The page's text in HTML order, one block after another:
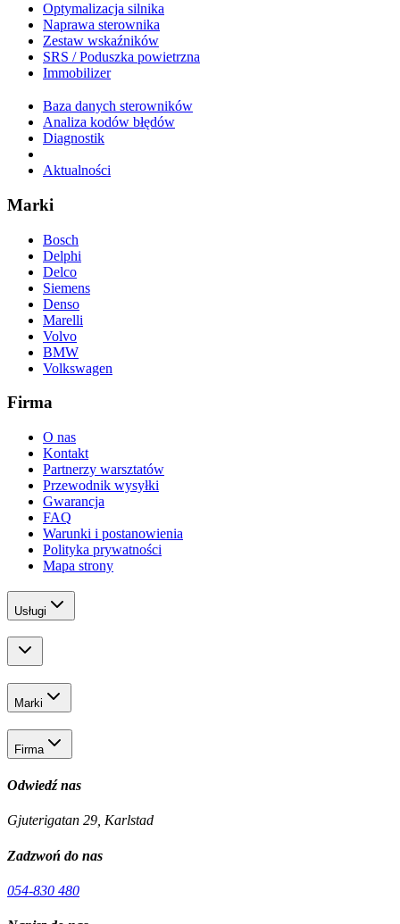
Optymalizacja silnika
Naprawa sterownika
Zestaw wskaźników
SRS / Poduszka powietrzna
Immobilizer
Baza danych sterowników
Analiza kodów błędów
Diagnostik
Aktualności
Marki
Bosch
Delphi
Delco
Siemens
Denso
Marelli
Volvo
BMW
Volkswagen
Firma
O nas
Kontakt
Partnerzy warsztatów
Przewodnik wysyłki
Gwarancja
FAQ
Warunki i postanowienia
Polityka prywatności
Mapa strony
Usługi
Marki
Firma
Odwiedź nas
Gjuterigatan 29, Karlstad
Zadzwoń do nas
054-830 480